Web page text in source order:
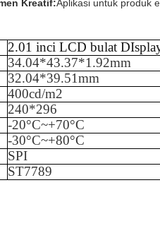
Kreatif:Aplikasi untuk produk
2.01 inci LCD bulat D
34.04*43.37*1.92mm
32.04*39.51mm
400cd/m2
240*296
-20°C~+70°C
-30°C~+80°C
SPI
ST7789